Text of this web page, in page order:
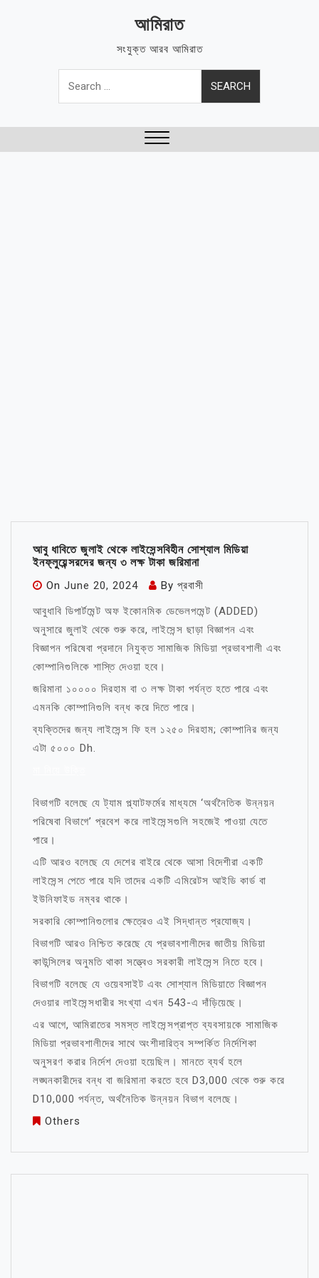
আমিরাত
সংযুক্ত আরব আমিরাত
Search
for:
আবু ধাবিতে জুলাই থেকে লাইসেন্সবিহীন সোশ্যাল মিডিয়া
ইনফ্লুয়েন্সরদের জন্য ৩ লক্ষ টাকা জরিমানা
On June 20, 2024 By প্রবাসী
আবুধাবি ডিপার্টমেন্ট অফ ইকোনমিক ডেভেলপমেন্ট (ADDED)
অনুসারে জুলাই থেকে শুরু করে, লাইসেন্স ছাড়া বিজ্ঞাপন এবং
বিজ্ঞাপন পরিষেবা প্রদানে নিযুক্ত সামাজিক মিডিয়া প্রভাবশালী এবং
কোম্পানিগুলিকে শাস্তি দেওয়া হবে।
জরিমানা ১০০০০ দিরহাম বা ৩ লক্ষ টাকা পর্যন্ত হতে পারে এবং
এমনকি কোম্পানিগুলি বন্ধ করে দিতে পারে।
ব্যক্তিদের জন্য লাইসেন্স ফি হল ১২৫০ দিরহাম; কোম্পানির জন্য
এটা ৫০০০ Dh.
বিভাগটি বলেছে যে ট্যাম প্ল্যাটফর্মের মাধ্যমে ‘অর্থনৈতিক উন্নয়ন
পরিষেবা বিভাগে’ প্রবেশ করে লাইসেন্সগুলি সহজেই পাওয়া যেতে
পারে।
এটি আরও বলেছে যে দেশের বাইরে থেকে আসা বিদেশীরা একটি
লাইসেন্স পেতে পারে যদি তাদের একটি এমিরেটস আইডি কার্ড বা
ইউনিফাইড নম্বর থাকে।
সরকারি কোম্পানিগুলোর ক্ষেত্রেও এই সিদ্ধান্ত প্রযোজ্য।
বিভাগটি আরও নিশ্চিত করেছে যে প্রভাবশালীদের জাতীয় মিডিয়া
কাউন্সিলের অনুমতি থাকা সত্ত্বেও সরকারী লাইসেন্স নিতে হবে।
বিভাগটি বলেছে যে ওয়েবসাইট এবং সোশ্যাল মিডিয়াতে বিজ্ঞাপন
দেওয়ার লাইসেন্সধারীর সংখ্যা এখন 543-এ দাঁড়িয়েছে।
এর আগে, আমিরাতের সমস্ত লাইসেন্সপ্রাপ্ত ব্যবসায়কে সামাজিক
মিডিয়া প্রভাবশালীদের সাথে অংশীদারিত্ব সম্পর্কিত নির্দেশিকা
অনুসরণ করার নির্দেশ দেওয়া হয়েছিল। মানতে ব্যর্থ হলে
লঙ্ঘনকারীদের বন্ধ বা জরিমানা করতে হবে D3,000 থেকে শুরু করে
D10,000 পর্যন্ত, অর্থনৈতিক উন্নয়ন বিভাগ বলেছে।
Others